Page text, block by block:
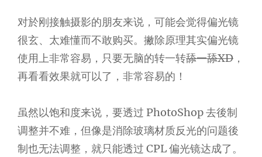
对於刚接触摄影的朋友来说，可能会觉得偏光镜
很玄、太难懂而不敢购买。撇除原理其实偏光镜
使用上非常容易，只要无脑的转一转舔一舔XD ，
再看看效果就可以了，非常容易的！
虽然以饱和度来说，要透过 PhotoShop 去後制
调整并不难，但像是消除玻璃材质反光的问题後
制也无法调整，就只能透过 CPL 偏光镜达成了。